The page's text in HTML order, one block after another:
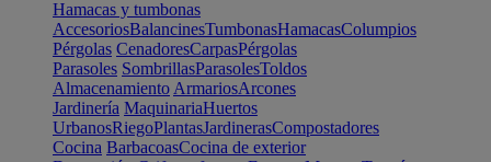
Hamacas y tumbonas
AccesoriosBalancinesTumbonasHamacasColumpios
Pérgolas CenadoresCarpasPérgolas
Parasoles SombrillasParasolesToldos
Almacenamiento ArmariosArcones
Jardinería MaquinariaHuertos
UrbanosRiegoPlantasJardinerasCompostadores
Cocina BarbacoasCocina de exterior